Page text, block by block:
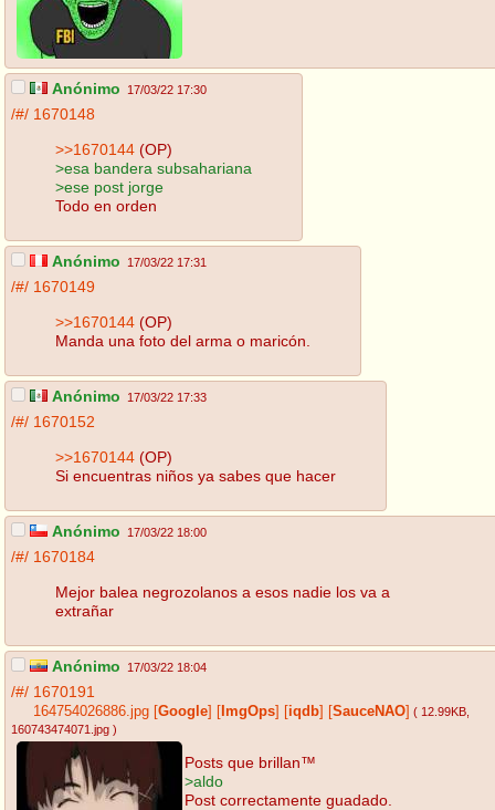
Anónimo 17/03/22 17:30
/#/ 1670148
>>1670144 (OP)
>esa bandera subsahariana
>ese post jorge
Todo en orden
Anónimo 17/03/22 17:31
/#/ 1670149
>>1670144 (OP)
Manda una foto del arma o maricón.
Anónimo 17/03/22 17:33
/#/ 1670152
>>1670144 (OP)
Si encuentras niños ya sabes que hacer
Anónimo 17/03/22 18:00
/#/ 1670184
Mejor balea negrozolanos a esos nadie los va a
extrañar
Anónimo 17/03/22 18:04
/#/ 1670191
164754026886.jpg Google ImgOps iqdb SauceNAO ( 12.99KB
160743474071.jpg )
Posts que brillan™
>aldo
Post correctamente guadado.